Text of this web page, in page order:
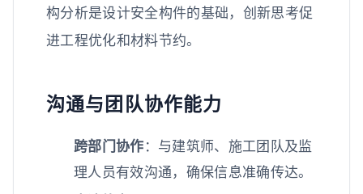
构分析是设计安全构件的基础，创新思考促
进工程优化和材料节约。
沟通与团队协作能力
跨部门协作 ：与建筑师、施工团队及监
理人员有效沟通，确保信息准确传达。